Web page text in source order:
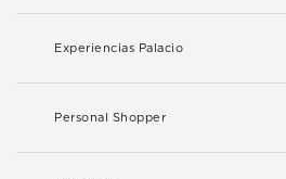
Experiencias Palacio
Personal Shopper